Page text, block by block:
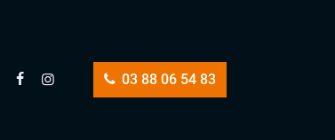
03 88 06 54 83